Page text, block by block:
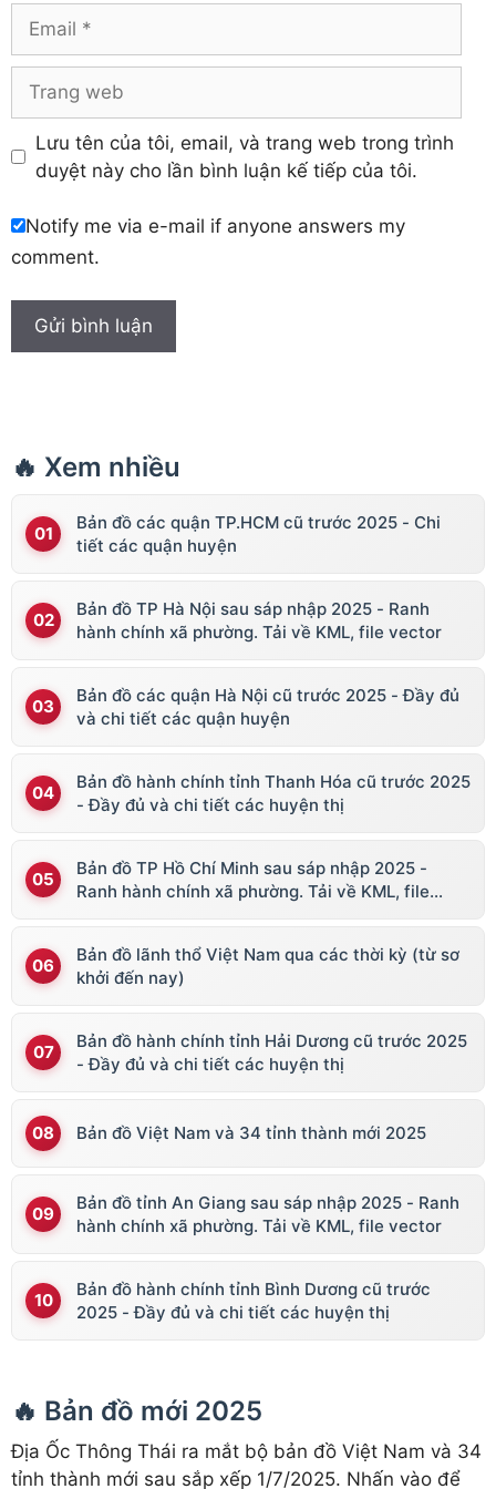
web
Lưu tên của tôi, email, và trang web trong trình
duyệt này cho lần bình luận kế tiếp của tôi.
Notify me via e-mail if anyone answers my
comment.
🔥 Xem nhiều
Bản đồ các quận TP.HCM cũ trước 2025 - Chi
tiết các quận huyện
Bản đồ TP Hà Nội sau sáp nhập 2025 - Ranh
hành chính xã phường. Tải về KML, file vector
Bản đồ các quận Hà Nội cũ trước 2025 - Đầy đủ
và chi tiết các quận huyện
Bản đồ hành chính tỉnh Thanh Hóa cũ trước 2025
- Đầy đủ và chi tiết các huyện thị
Bản đồ TP Hồ Chí Minh sau sáp nhập 2025 -
Ranh hành chính xã phường. Tải về KML, file
Bản đồ lãnh thổ Việt Nam qua các thời kỳ (từ sơ
khởi đến nay)
Bản đồ hành chính tỉnh Hải Dương cũ trước 2025
- Đầy đủ và chi tiết các huyện thị
Bản đồ Việt Nam và 34 tỉnh thành mới 2025
Bản đồ tỉnh An Giang sau sáp nhập 2025 - Ranh
hành chính xã phường. Tải về KML, file vector
Bản đồ hành chính tỉnh Bình Dương cũ trước
2025 - Đầy đủ và chi tiết các huyện thị
🔥 Bản đồ mới 2025
Địa Ốc Thông Thái ra mắt bộ bản đồ Việt Nam và 34
tỉnh thành mới sau sắp xếp 1/7/2025. Nhấn vào để